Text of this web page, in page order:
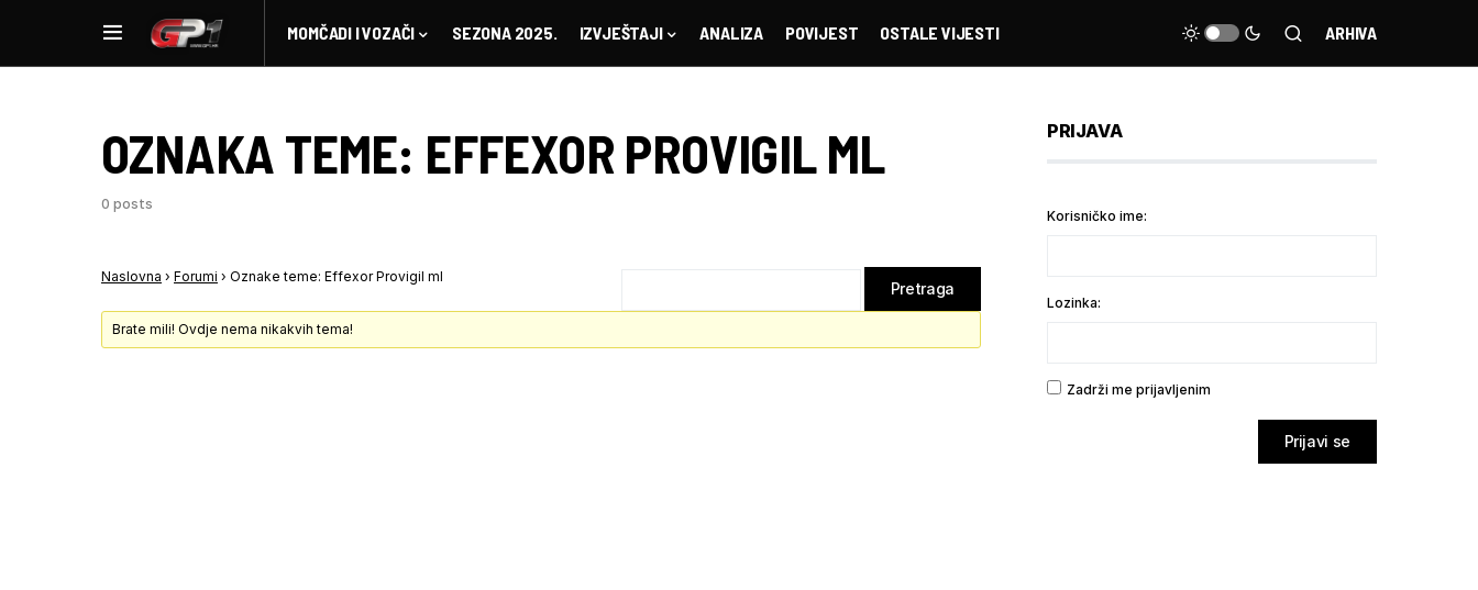
MOMČADI I VOZAČI SEZONA 2025. IZVJEŠTAJI ANALIZA POVIJEST OSTALE VIJESTI ARHIVA
OZNAKA TEME: EFFEXOR PROVIGIL ML
0 posts
Naslovna › Forumi › Oznake teme: Effexor Provigil ml
Brate mili! Ovdje nema nikakvih tema!
PRIJAVA
Korisničko ime:
Lozinka:
Zadrži me prijavljenim
Prijavi se